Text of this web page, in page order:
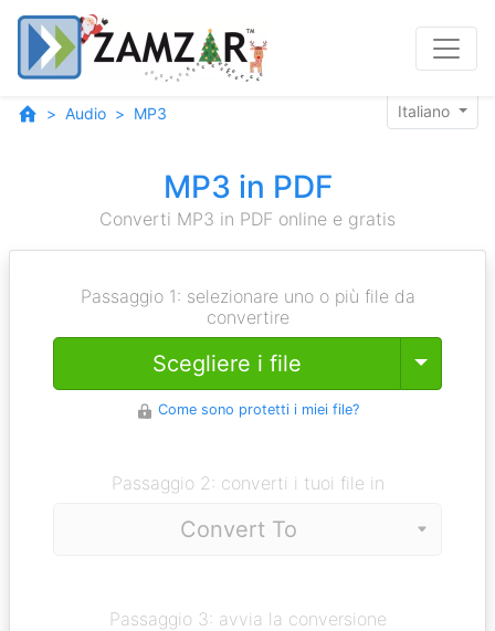
Audio MP3 Italiano
MP3 in PDF
Converti MP3 in PDF online e gratis
Passaggio 1: selezionare uno o più file da
convertire
Scegliere i file Toggle
Come sono protetti i miei file?
Passaggio 2: converti i tuoi file in
Passaggio 3: avvia la conversione